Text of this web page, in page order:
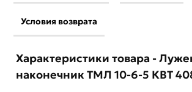
Условия возврата
Характеристики товара -
наконечник ТМЛ 10-6-5 КВТ